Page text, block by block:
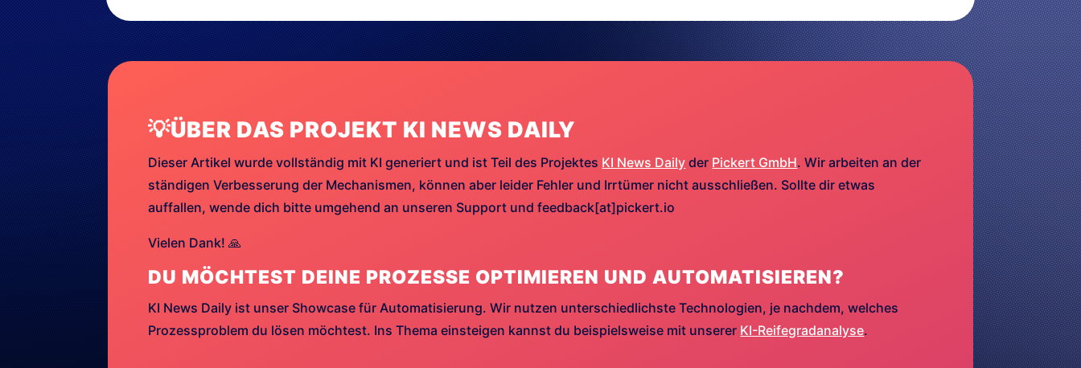
💡ÜBER DAS PROJEKT KI NEWS DAILY
Dieser Artikel wurde vollständig mit KI generiert und ist Teil des Projektes KI News Daily der Pickert GmbH. Wir arbeiten an der
ständigen Verbesserung der Mechanismen, können aber leider Fehler und Irrtümer nicht ausschließen. Sollte dir etwas
auffallen, wende dich bitte umgehend an unseren Support und feedback[at]pickert.io
Vielen Dank! 🙏
DU MÖCHTEST DEINE PROZESSE OPTIMIEREN UND AUTOMATISIEREN?
KI News Daily ist unser Showcase für Automatisierung. Wir nutzen unterschiedlichste Technologien, je nachdem, welches
Prozessproblem du lösen möchtest. Ins Thema einsteigen kannst du beispielsweise mit unserer KI-Reifegradanalyse.